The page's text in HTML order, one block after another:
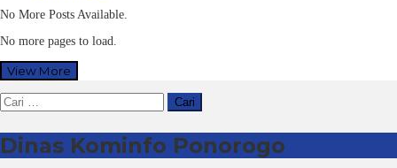
No More Posts Available.
No more pages to load.
View More
Cari
untuk:
Dinas Kominfo Ponorogo